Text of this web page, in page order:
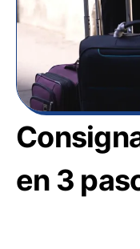
en 3